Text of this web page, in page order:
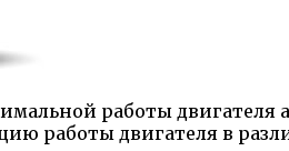
работы двигателя
работы двигателя в